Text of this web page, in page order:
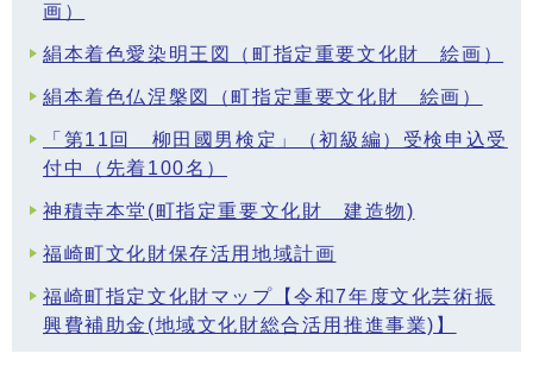
画）
絹本着色愛染明王図（町指定重要文化財 絵画）
絹本着色仏涅槃図（町指定重要文化財 絵画）
「第11回 柳田國男検定」（初級編）受検申込受
付中（先着100名）
神積寺本堂(町指定重要文化財 建造物)
福崎町文化財保存活用地域計画
福崎町指定文化財マップ【令和7年度文化芸術振
興費補助金(地域文化財総合活用推進事業)】